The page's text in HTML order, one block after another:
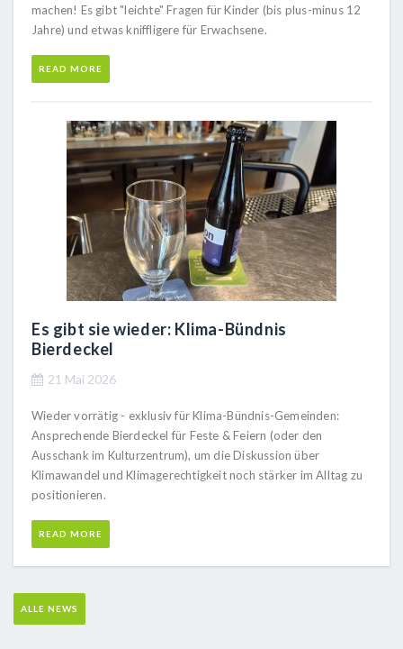
machen! Es gibt "leichte" Fragen für Kinder (bis plus-minus 12
Jahre) und etwas kniffligere für Erwachsene.
READ MORE
Es gibt sie wieder: Klima-Bündnis
Bierdeckel
21 Mai 2026
Wieder vorrätig - exklusiv für Klima-Bündnis-Gemeinden:
Ansprechende Bierdeckel für Feste & Feiern (oder den
Ausschank im Kulturzentrum), um die Diskussion über
Klimawandel und Klimagerechtigkeit noch stärker im Alltag zu
positionieren.
READ MORE
ALLE NEWS